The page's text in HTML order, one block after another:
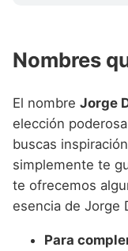
Nombres
El nombre Jorge
elección
buscas
simplemente te
te ofrecemos
esencia de Jorge
Para